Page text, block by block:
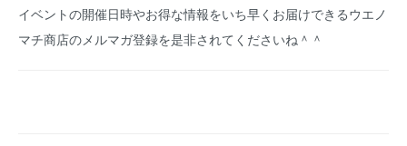
イベントの開催日時やお得な情報をいち早くお届けできるウエノ
マチ商店のメルマガ登録を是非されてくださいね＾＾